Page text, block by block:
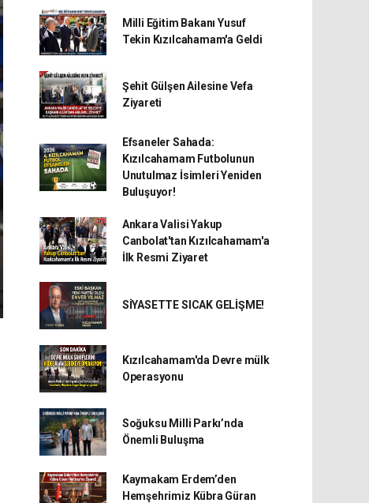
Milli Eğitim Bakanı Yusuf
Tekin Kızılcahamam'a Geldi
Şehit Gülşen Ailesine Vefa
Ziyareti
Efsaneler Sahada:
Kızılcahamam Futbolunun
Unutulmaz İsimleri Yeniden
Buluşuyor!
Ankara Valisi Yakup
Canbolat'tan Kızılcahamam'a
İlk Resmi Ziyaret
SİYASETTE SICAK GELİŞME!
Kızılcahamam'da Devre mülk
Operasyonu
Soğuksu Milli Parkı’nda
Önemli Buluşma
Kaymakam Erdem’den
Hemşehrimiz Kübra Güran